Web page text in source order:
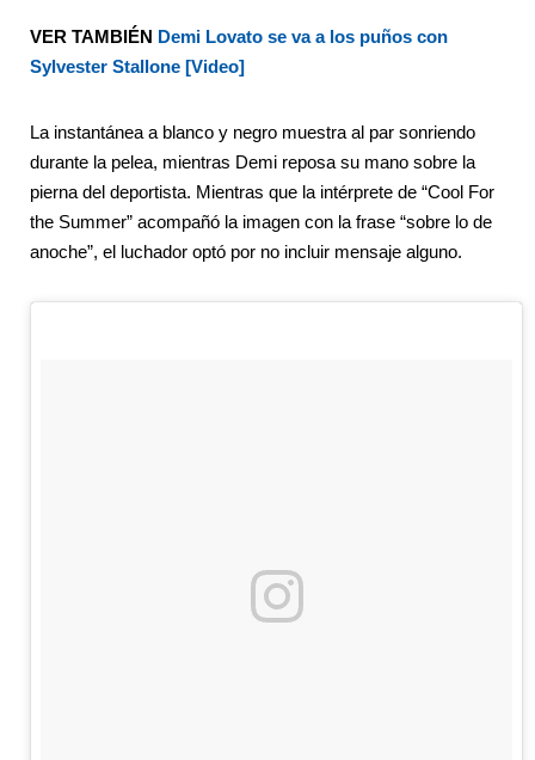
VER TAMBIÉN Demi Lovato se va a los puños con
Sylvester Stallone [Video]
La instantánea a blanco y negro muestra al par sonriendo
durante la pelea, mientras Demi reposa su mano sobre la
pierna del deportista. Mientras que la intérprete de “Cool For
the Summer” acompañó la imagen con la frase “sobre lo de
anoche”, el luchador optó por no incluir mensaje alguno.